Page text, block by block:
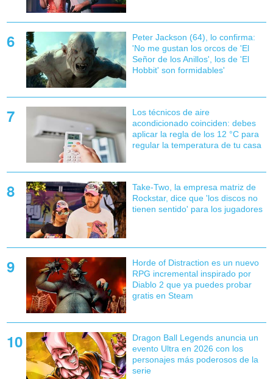
Peter Jackson (64), lo confirma:
'No me gustan los orcos de 'El
Señor de los Anillos', los de 'El
Hobbit' son formidables'
Los técnicos de aire
acondicionado coinciden: debes
aplicar la regla de los 12 °C para
regular la temperatura de tu casa
Take-Two, la empresa matriz de
Rockstar, dice que 'los discos no
tienen sentido' para los jugadores
Horde of Distraction es un nuevo
RPG incremental inspirado por
Diablo 2 que ya puedes probar
gratis en Steam
Dragon Ball Legends anuncia un
evento Ultra en 2026 con los
personajes más poderosos de la
serie